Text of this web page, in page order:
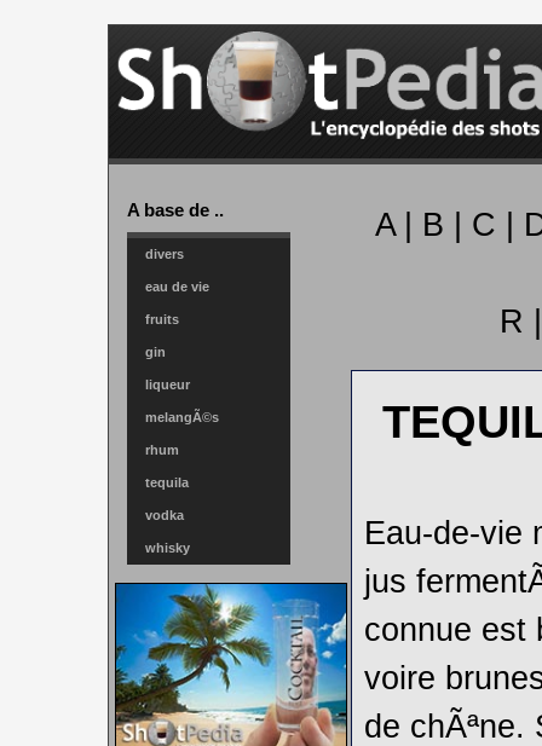
A base de ..
divers
eau de vie
fruits
gin
liqueur
melangÃ©s
rhum
tequila
vodka
whisky
A | B | C |
R
Eau-de-vie
jus
connue est
voire
de